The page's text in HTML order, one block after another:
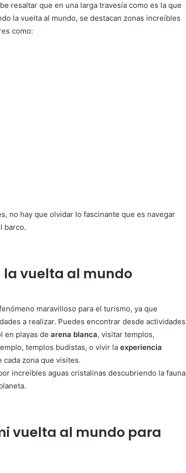
resaltar que en una larga travesía como es la que
la vuelta al mundo, se destacan zonas increíbles
como:
no hay que olvidar lo fascinante que es navegar
barco.
vuelta al mundo
maravilloso para el turismo, ya que
a realizar. Puedes encontrar desde actividades
en playas de arena blanca, visitar templos,
templos budistas, o vivir la experiencia
zona que visites.
increíbles aguas cristalinas descubriendo la fauna
vuelta al mundo para